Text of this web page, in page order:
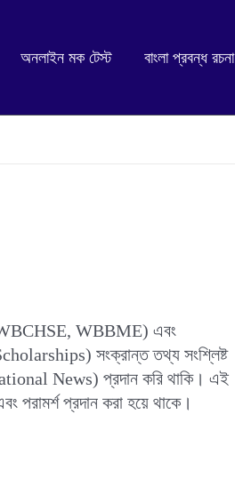
অনলাইন মক টেস্ট বাংলা প্রবন্ধ রচনা
WBCHSE, WBBME) এবং
সংক্রান্ত তথ্য সংশ্লিষ্ট
News) প্রদান করি থাকি। এই
প্রদান করা হয়ে থাকে।